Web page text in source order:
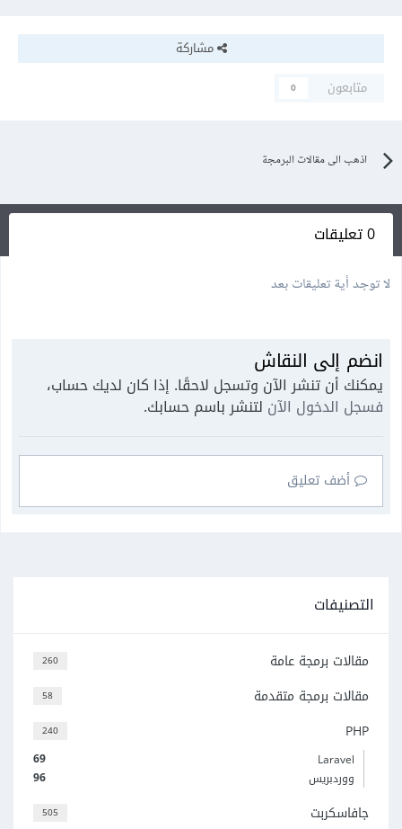
مشاركة
متابعون
0
اذهب الى مقالات البرمجة
0 تعليقات
لا توجد أية تعليقات بعد
انضم إلى النقاش
يمكنك أن تنشر الآن وتسجل لاحقًا. إذا كان لديك حساب،
فسجل الدخول الآن لتنشر باسم حسابك.
أضف تعليق
التصنيفات
260 مقالات برمجة عامة
58 مقالات برمجة متقدمة
240 PHP
69
Laravel
96
ووردبريس
505 جافاسكربت